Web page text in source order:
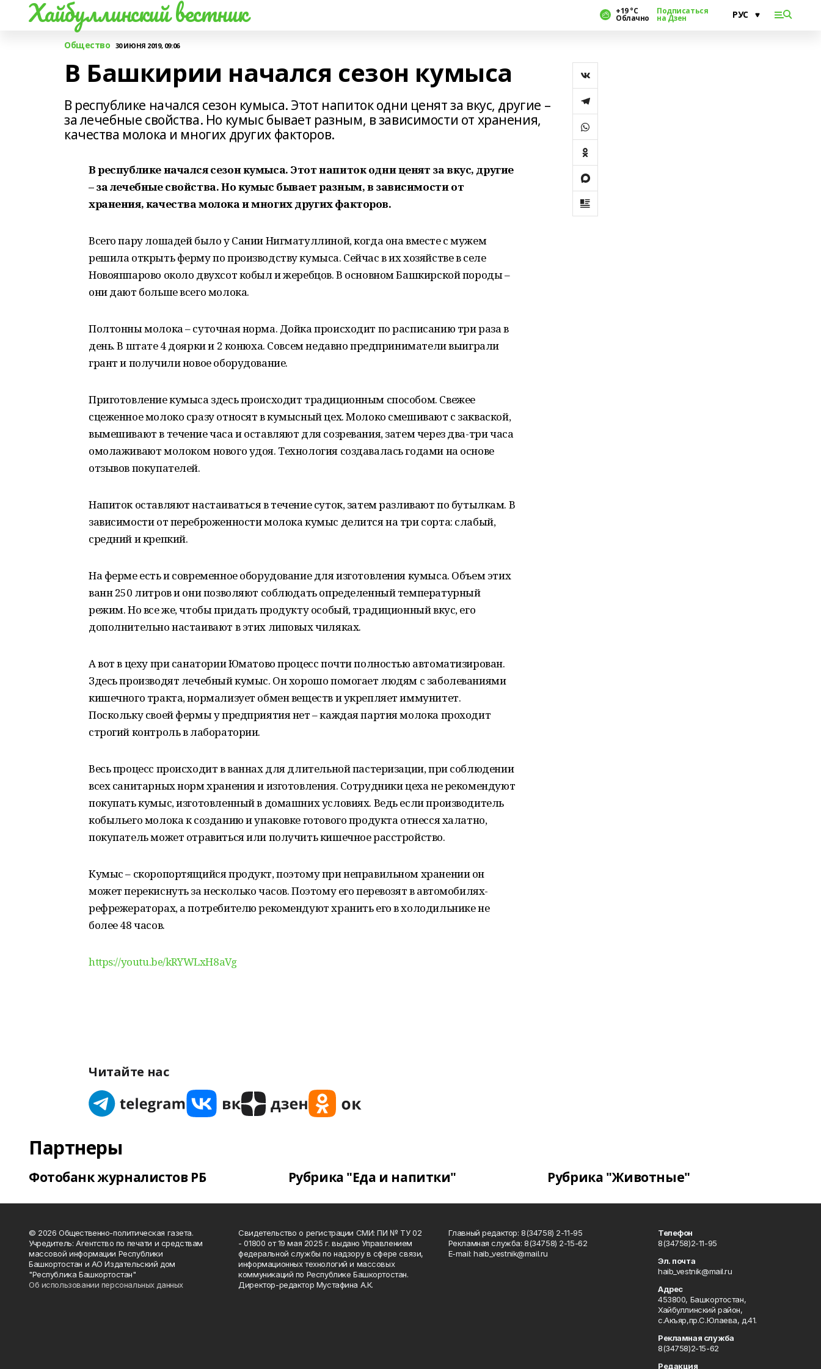
Хайбуллинский вестник +19 °С
Облачно
Подписаться
на Дзен
Общество 30 ИЮНЯ 2019, 09:06
В Башкирии начался сезон кумыса
В республике начался сезон кумыса. Этот напиток одни ценят за вкус, другие –
за лечебные свойства. Но кумыс бывает разным, в зависимости от хранения,
качества молока и многих других факторов.
В республике начался сезон кумыса. Этот напиток одни ценят за вкус, другие
– за лечебные свойства. Но кумыс бывает разным, в зависимости от
хранения, качества молока и многих других факторов.
Всего пару лошадей было у Сании Нигматуллиной, когда она вместе с мужем
решила открыть ферму по производству кумыса. Сейчас в их хозяйстве в селе
Новояппарово около двухсот кобыл и жеребцов. В основном Башкирской породы –
они дают больше всего молока.
Полтонны молока – суточная норма. Дойка происходит по расписанию три раза в
день. В штате 4 доярки и 2 конюха. Совсем недавно предприниматели выиграли
грант и получили новое оборудование.
Приготовление кумыса здесь происходит традиционным способом. Свежее
сцеженное молоко сразу относят в кумысный цех. Молоко смешивают с закваской,
вымешивают в течение часа и оставляют для созревания, затем через два-три часа
омолаживают молоком нового удоя. Технология создавалась годами на основе
отзывов покупателей.
Напиток оставляют настаиваться в течение суток, затем разливают по бутылкам. В
зависимости от переброженности молока кумыс делится на три сорта: слабый,
средний и крепкий.
На ферме есть и современное оборудование для изготовления кумыса. Объем этих
ванн 250 литров и они позволяют соблюдать определенный температурный
режим. Но все же, чтобы придать продукту особый, традиционный вкус, его
дополнительно настаивают в этих липовых чиляках.
А вот в цеху при санатории Юматово процесс почти полностью автоматизирован.
Здесь производят лечебный кумыс. Он хорошо помогает людям с заболеваниями
кишечного тракта, нормализует обмен веществ и укрепляет иммунитет.
Поскольку своей фермы у предприятия нет – каждая партия молока проходит
строгий контроль в лаборатории.
Весь процесс происходит в ваннах для длительной пастеризации, при соблюдении
всех санитарных норм хранения и изготовления. Сотрудники цеха не рекомендуют
покупать кумыс, изготовленный в домашних условиях. Ведь если производитель
кобыльего молока к созданию и упаковке готового продукта отнесся халатно,
покупатель может отравиться или получить кишечное расстройство.
Кумыс – скоропортящийся продукт, поэтому при неправильном хранении он
может перекиснуть за несколько часов. Поэтому его перевозят в автомобилях-
рефрежераторах, а потребителю рекомендуют хранить его в холодильнике не
более 48 часов.
https://youtu.be/kRYWLxH8aVg
Читайте нас
Партнеры
Фотобанк журналистов РБ Рубрика "Еда и напитки" Рубрика "Животные"
© 2026 Общественно-политическая газета.
Учредитель: Агентство по печати и средствам
массовой информации Республики
Башкортостан и АО Издательский дом
"Республика Башкортостан"
Об использовании персональных данных
Свидетельство о регистрации СМИ: ПИ № ТУ 02
- 01800 от 19 мая 2025 г. выдано Управлением
федеральной службы по надзору в сфере связи,
информационных технологий и массовых
коммуникаций по Республике Башкортостан.
Директор-редактор Мустафина А.К.
Главный редактор: 8(34758) 2-11-95
Рекламная служба: 8(34758) 2-15-62
Е-mаil: haib_vestnik@mail.ru
Телефон
8(34758)2-11-95
Эл. почта
haib_vestnik@mail.ru
Адрес
453800, Башкортостан,
Хайбуллинский район,
с.Акъяр,пр.С.Юлаева, д.41.
Рекламная служба
8(34758)2-15-62
Редакция